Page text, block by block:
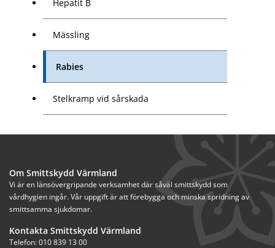
Hepatit B
Mässling
Rabies
Stelkramp vid sårskada
Om Smittskydd Värmland
Vi är en länsövergripande verksamhet där såväl smittskydd som
vårdhygien ingår. Vår uppgift är att förebygga och minska spridning av
smittsamma sjukdomar.
Kontakta Smittskydd Värmland
Telefon: 010 839 13 00